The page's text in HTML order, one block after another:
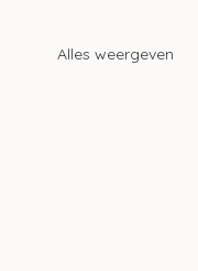
Alles weergeven